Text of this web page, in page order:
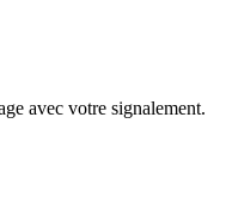
avec votre signalement.